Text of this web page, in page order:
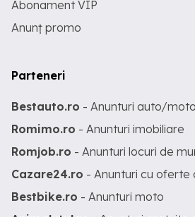
Abonament VIP
Anunț promo
Parteneri
Bestauto.ro - Anunturi auto/moto
Romimo.ro - Anunturi imobiliare
Romjob.ro - Anunturi locuri de
Cazare24.ro - Anunturi cu oferte
Bestbike.ro - Anunturi moto